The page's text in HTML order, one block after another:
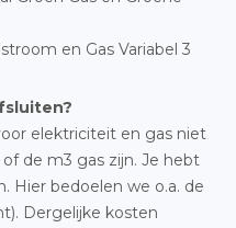
en Gas Variabel 3
elektriciteit en gas niet
de m3 gas zijn. Je hebt
Hier bedoelen we o.a. de
Dergelijke kosten